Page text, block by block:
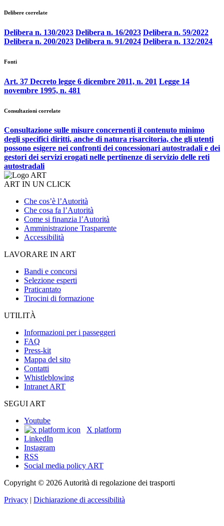
Delibere correlate
Delibera n. 130/2023 Delibera n. 16/2023 Delibera n. 59/2022
Delibera n. 200/2023 Delibera n. 91/2024 Delibera n. 132/2024
Fonti
Art. 37 Decreto legge 6 dicembre 2011, n. 201 Legge 14
novembre 1995, n. 481
Consultazioni correlate
Consultazione sulle misure concernenti il contenuto minimo
degli specifici diritti, anche di natura risarcitoria, che gli utenti
possono esigere nei confronti dei concessionari autostradali e dei
gestori dei servizi erogati nelle pertinenze di servizio delle reti
autostradali
ART IN UN CLICK
Che cos’è l’Autorità
Che cosa fa l’Autorità
Come si finanzia l’Autorità
Amministrazione Trasparente
Accessibilità
LAVORARE IN ART
Bandi e concorsi
Selezione esperti
Praticantato
Tirocini di formazione
UTILITÀ
Informazioni per i passeggeri
FAQ
Press-kit
Mappa del sito
Contatti
Whistleblowing
Intranet ART
SEGUI ART
Youtube
X platform
LinkedIn
Instagram
RSS
Social media policy ART
Copyright © 2026 Autorità di regolazione dei trasporti
Privacy
Dichiarazione di accessibilità